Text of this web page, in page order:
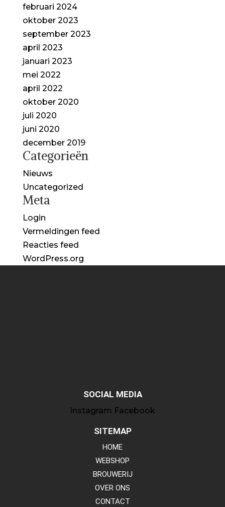
februari 2024
oktober 2023
september 2023
april 2023
januari 2023
mei 2022
april 2022
oktober 2020
juli 2020
juni 2020
december 2019
Categorieën
Nieuws
Uncategorized
Meta
Login
Vermeldingen feed
Reacties feed
WordPress.org
SOCIAL MEDIA
Instagram Facebook
SITEMAP
HOME
WEBSHOP
BROUWERIJ
OVER ONS
CONTACT